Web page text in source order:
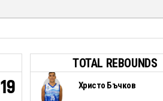
19
TOTAL REBOUNDS
Христо Бъчков